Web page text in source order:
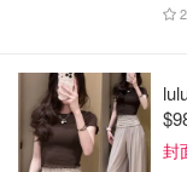
2
封